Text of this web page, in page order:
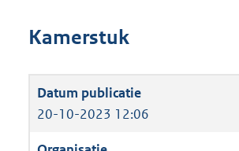
Kamerstuk
20-10-2023 12:06